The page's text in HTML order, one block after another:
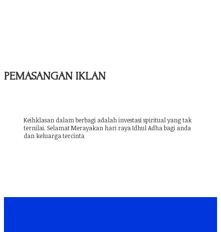
PEMASANGAN IKLAN
Keihklasan dalam berbagi adalah investasi spiritual yang tak
ternilai. Selamat Merayakan hari raya Idhul Adha bagi anda
dan keluarga tercinta